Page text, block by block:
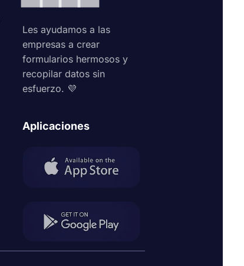
Les ayudamos a las
empresas a crear
formularios hermosos y
recopilar datos sin
esfuerzo. 💜
Aplicaciones